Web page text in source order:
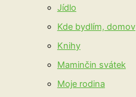
Jídlo
Kde bydlím, domov
Knihy
Maminčin svátek
Moje rodina